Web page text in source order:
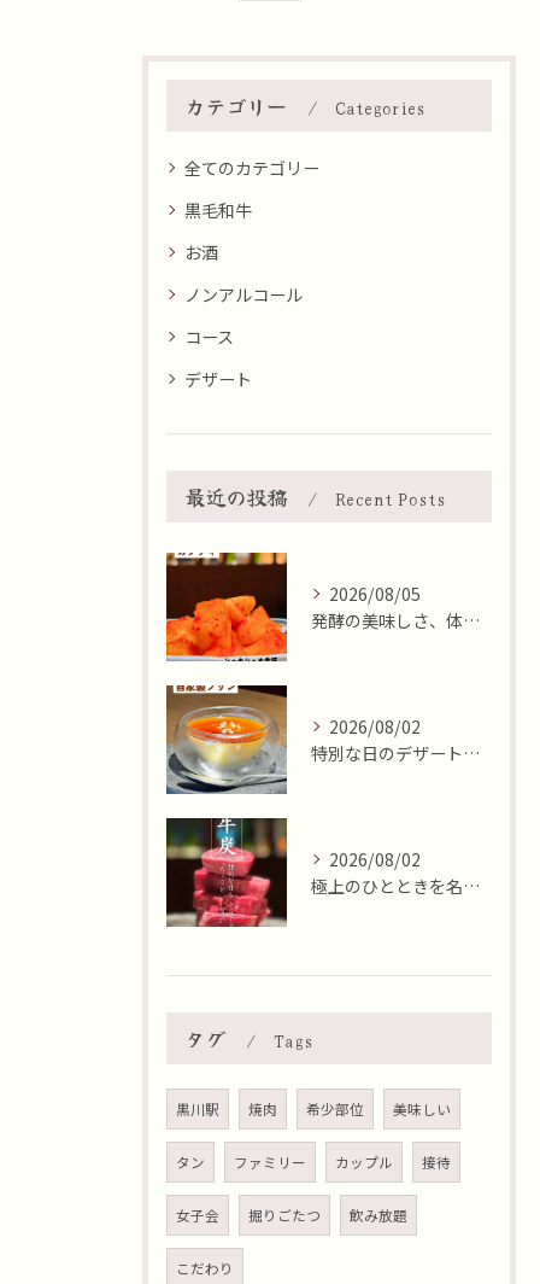
カテゴリー Categories
全てのカテゴリー
黒毛和牛
お酒
ノンアルコール
コース
デザート
最近の投稿 Recent Posts
2026/08/05
発酵の美味しさ、体験しませんか？🧄
2026/08/02
特別な日のデザートはいかがですか🍮✨？本日8月2日はおやつの...
2026/08/02
極上のひとときを名古屋市北区で✨
タグ Tags
黒川駅 焼肉 希少部位 美味しい
タン ファミリー カップル 接待
女子会 掘りごたつ 飲み放題
こだわり